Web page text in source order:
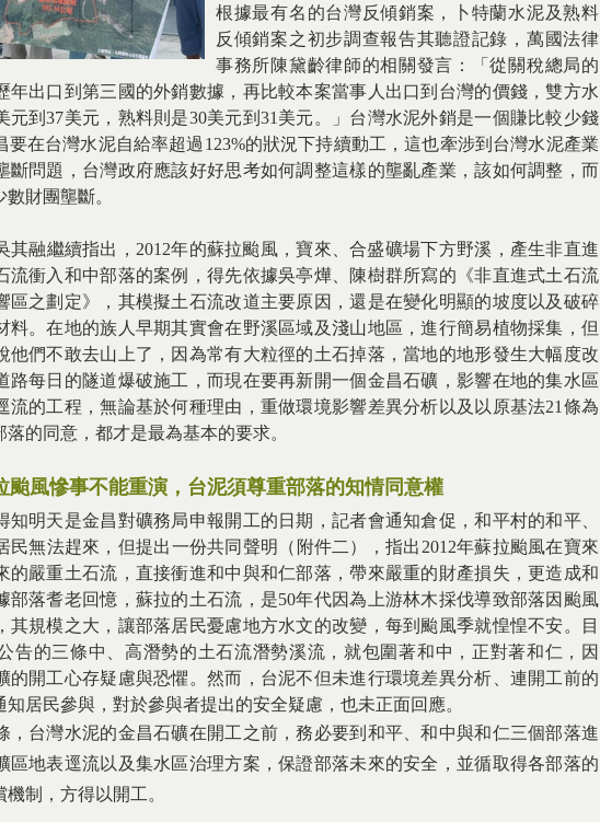
根據最有名的台灣反傾銷案，卜特蘭水泥及熟料
反傾銷案之初步調查報告其聽證記錄，萬國法律
事務所陳黛齡律師的相關發言：「從關稅總局的
年出口到第三國的外銷數據，再比較本案當事人出口到台灣的價錢，雙方水
元到37美元，熟料則是30美元到31美元。」台灣水泥外銷是一個賺比較少錢
要在台灣水泥自給率超過123%的狀況下持續動工，這也牽涉到台灣水泥產業
斷問題，台灣政府應該好好思考如何調整這樣的壟亂產業，該如何調整，而
財團壟斷。
其融繼續指出，2012年的蘇拉颱風，寶來、合盛礦場下方野溪，產生非直進
流衝入和中部落的案例，得先依據吳亭燁、陳樹群所寫的《非直進式土石流
區之劃定》，其模擬土石流改道主要原因，還是在變化明顯的坡度以及破碎
料。在地的族人早期其實會在野溪區域及淺山地區，進行簡易植物採集，但
他們不敢去山上了，因為常有大粒徑的土石掉落，當地的地形發生大幅度改
路每日的隧道爆破施工，而現在要再新開一個金昌石礦，影響在地的集水區
流的工程，無論基於何種理由，重做環境影響差異分析以及以原基法21條為
的同意，都才是最為基本的要求。
颱風慘事不能重演，台泥須尊重部落的知情同意權
知明天是金昌對礦務局申報開工的日期，記者會通知倉促，和平村的和平、
民無法趕來，但提出一份共同聲明（附件二），指出2012年蘇拉颱風在寶來
的嚴重土石流，直接衝進和中與和仁部落，帶來嚴重的財產損失，更造成和
部落耆老回憶，蘇拉的土石流，是50年代因為上游林木採伐導致部落因颱風
其規模之大，讓部落居民憂慮地方水文的改變，每到颱風季就惶惶不安。目
告的三條中、高潛勢的土石流潛勢溪流，就包圍著和中，正對著和仁，因
的開工心存疑慮與恐懼。然而，台泥不但未進行環境差異分析、連開工前的
居民參與，對於參與者提出的安全疑慮，也未正面回應。
，台灣水泥的金昌石礦在開工之前，務必要到和平、和中與和仁三個部落進
區地表逕流以及集水區治理方案，保證部落未來的安全，並循取得各部落的
制，方得以開工。